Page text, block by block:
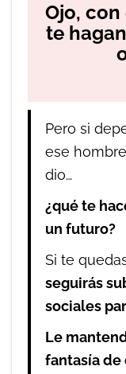
Ojo,
te
Pero si
ese
dio…
¿qué te
un futuro?
Si te
seguirás
sociales
Le
fantasía de